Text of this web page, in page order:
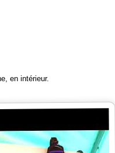
en intérieur.